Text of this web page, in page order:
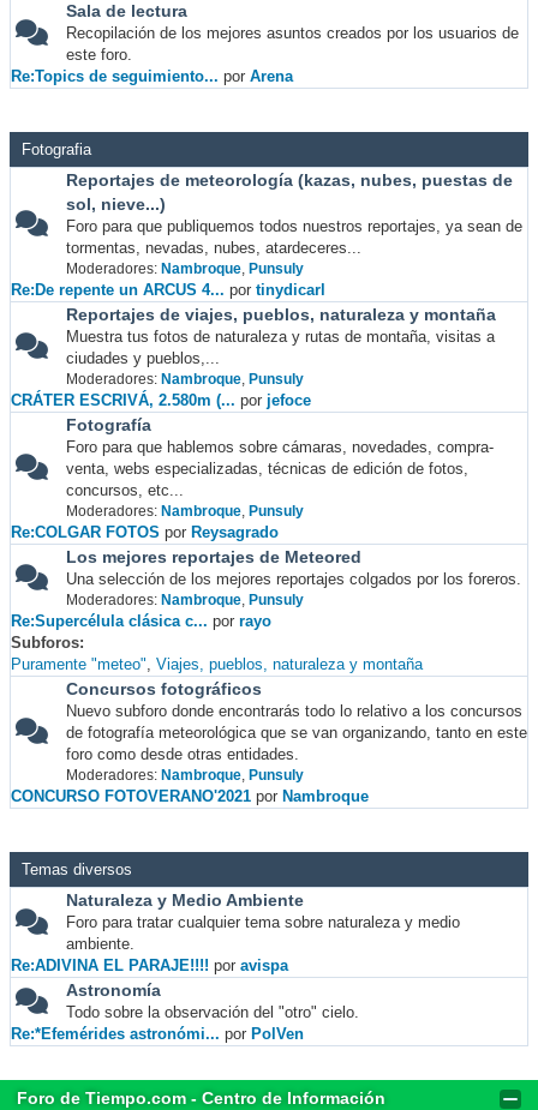
Sala de lectura
Recopilación de los mejores asuntos creados por los usuarios de
este foro.
Re:Topics de seguimiento... por Arena
Fotografia
Reportajes de meteorología (kazas, nubes, puestas de
sol, nieve...)
Foro para que publiquemos todos nuestros reportajes, ya sean de
tormentas, nevadas, nubes, atardeceres...
Moderadores: Nambroque, Punsuly
Re:De repente un ARCUS 4... por tinydicarl
Reportajes de viajes, pueblos, naturaleza y montaña
Muestra tus fotos de naturaleza y rutas de montaña, visitas a
ciudades y pueblos,...
Moderadores: Nambroque, Punsuly
CRÁTER ESCRIVÁ, 2.580m (... por jefoce
Fotografía
Foro para que hablemos sobre cámaras, novedades, compra-
venta, webs especializadas, técnicas de edición de fotos,
concursos, etc...
Moderadores: Nambroque, Punsuly
Re:COLGAR FOTOS por Reysagrado
Los mejores reportajes de Meteored
Una selección de los mejores reportajes colgados por los foreros.
Moderadores: Nambroque, Punsuly
Re:Supercélula clásica c... por rayo
Subforos
Puramente "meteo" Viajes, pueblos, naturaleza y montaña
Concursos fotográficos
Nuevo subforo donde encontrarás todo lo relativo a los concursos
de fotografía meteorológica que se van organizando, tanto en este
foro como desde otras entidades.
Moderadores: Nambroque, Punsuly
CONCURSO FOTOVERANO'2021 por Nambroque
Temas diversos
Naturaleza y Medio Ambiente
Foro para tratar cualquier tema sobre naturaleza y medio
ambiente.
Re:ADIVINA EL PARAJE!!!! por avispa
Astronomía
Todo sobre la observación del "otro" cielo.
Re:*Efemérides astronómi... por PolVen
Foro de Tiempo.com - Centro de Información